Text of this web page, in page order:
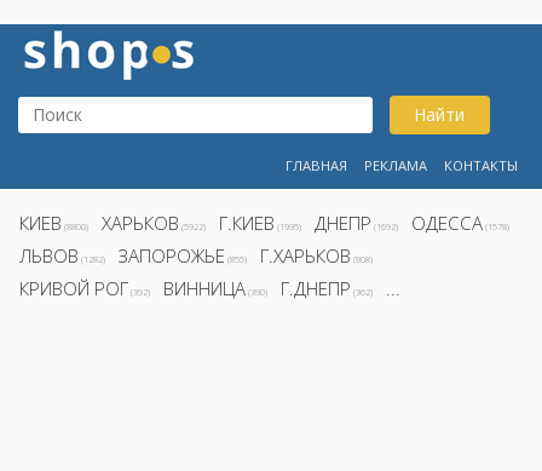
Найти
ГЛАВНАЯ РЕКЛАМА КОНТАКТЫ
КИЕВ (8800) ХАРЬКОВ (5922) Г.КИЕВ (1995) ДНЕПР (1692) ОДЕССА (1578)
ЛЬВОВ (1282) ЗАПОРОЖЬЕ (855) Г.ХАРЬКОВ (808)
КРИВОЙ РОГ (392) ВИННИЦА (390) Г.ДНЕПР (362) ...